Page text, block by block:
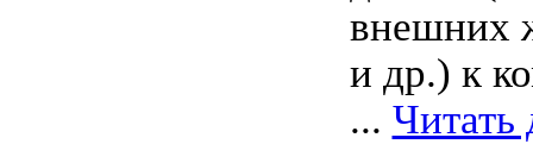
внешних
и др.) к
... Читать